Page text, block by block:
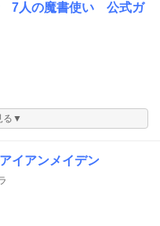
7人の魔書使い 公式ガ
る▼
イアンメイデン